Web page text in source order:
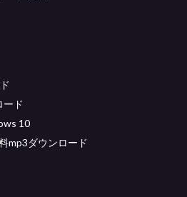
ード
10
mp3ダウンロード